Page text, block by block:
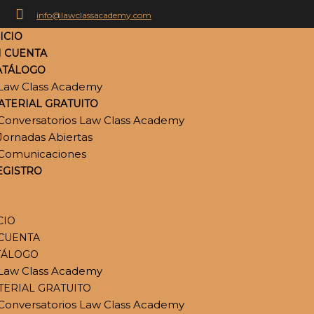
info@lawclassacademy.com
CUENTA
Class Academy
GRATUITO
Law Class Academy
Abiertas
Class Academy
GRATUITO
Law Class Academy